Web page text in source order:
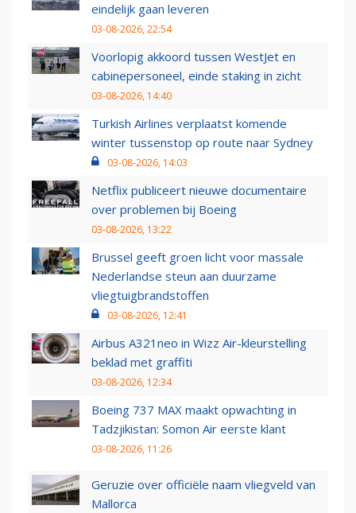
eindelijk gaan leveren
03-08-2026, 22:54
Voorlopig akkoord tussen WestJet en
cabinepersoneel, einde staking in zicht
03-08-2026, 14:40
Turkish Airlines verplaatst komende
winter tussenstop op route naar Sydney
03-08-2026, 14:03
Netflix publiceert nieuwe documentaire
over problemen bij Boeing
03-08-2026, 13:22
Brussel geeft groen licht voor massale
Nederlandse steun aan duurzame
vliegtuigbrandstoffen
03-08-2026, 12:41
Airbus A321neo in Wizz Air-kleurstelling
beklad met graffiti
03-08-2026, 12:34
Boeing 737 MAX maakt opwachting in
Tadzjikistan: Somon Air eerste klant
03-08-2026, 11:26
Geruzie over officiële naam vliegveld van
Mallorca